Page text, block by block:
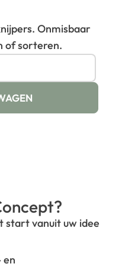
Onmisbaar
of sorteren.
start vanuit uw idee
en